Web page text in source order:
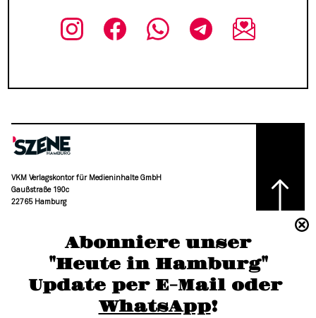
Abonniere unser
"Heute in Hamburg"
Update per E-Mail oder
WhatsApp!
VKM Verlagskontor für Medieninhalte GmbH
Gaußstraße 190c
22765 Hamburg
moc.grubmah-enezs@ofni